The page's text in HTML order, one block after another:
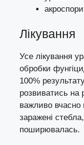
Лікування
Усе лікування
обробки
100%
розвиватись на
важливо
заражені
поширювалась.